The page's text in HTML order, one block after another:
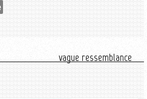
vague ressemblance